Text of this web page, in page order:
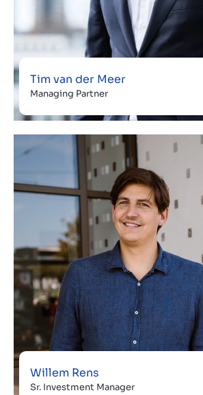
Tim van der Meer
Managing Partner
Willem Rens
Sr. Investment Manager